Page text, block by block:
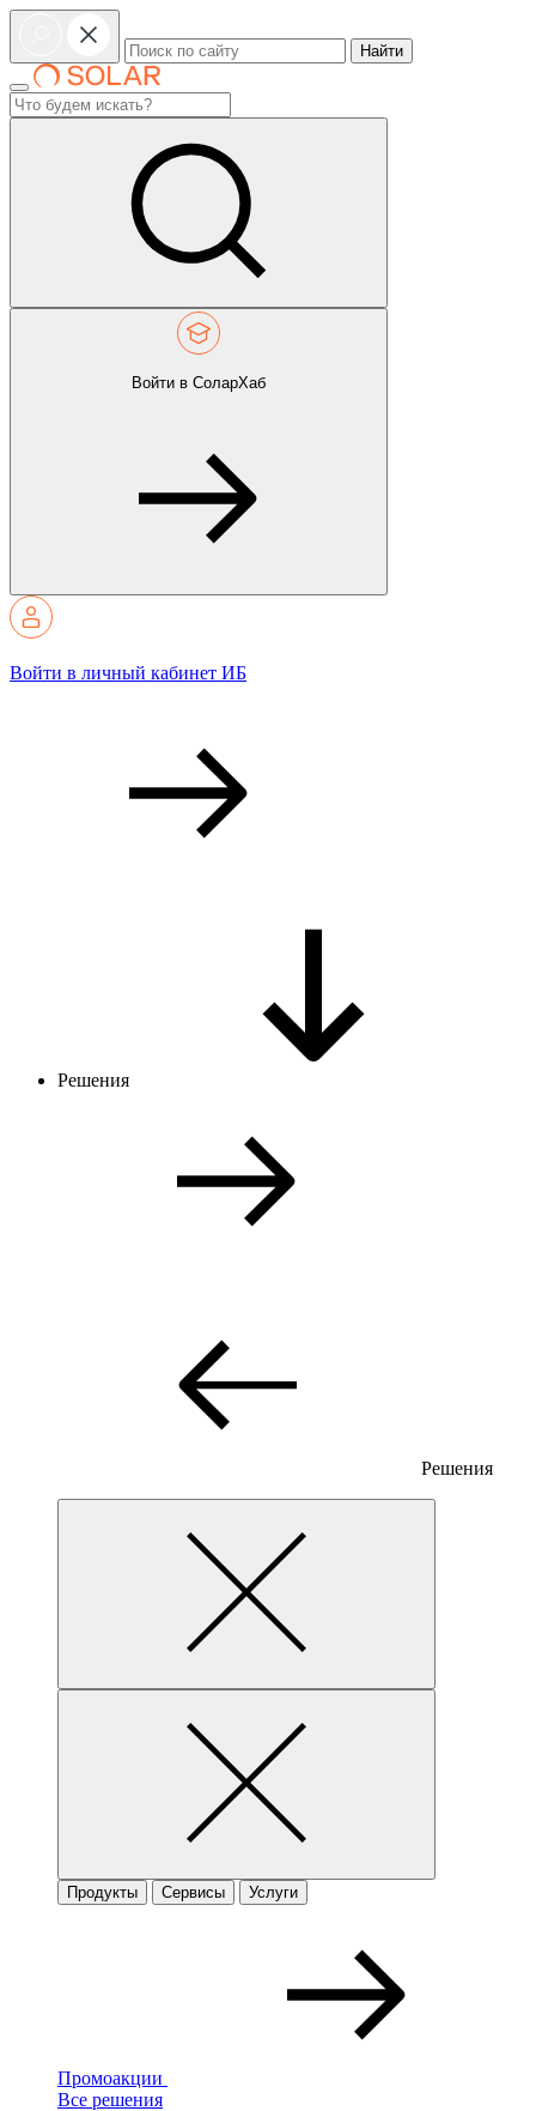
Найти
Войти в СоларХаб
Войти в личный кабинет ИБ
Решения
Решения
Продукты Сервисы Услуги
Промоакции
Все решения